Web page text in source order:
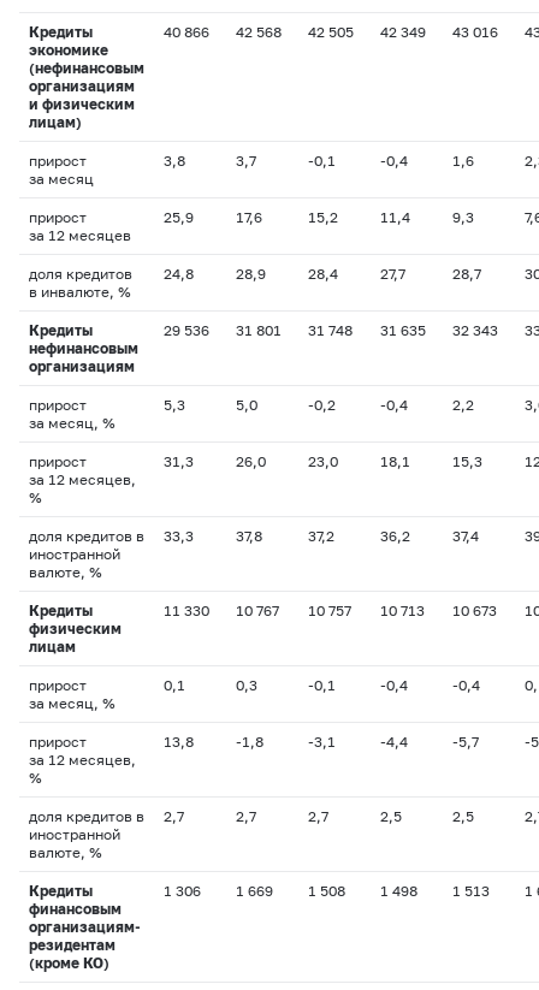
Кредиты
экономике
(нефинансовым
организациям
и физическим
лицам)
40 866 42 568 42 505 42 349 43 016
прирост
за месяц
3,8 3,7 -0,1 -0,4 1,6
прирост
за 12 месяцев
25,9 17,6 15,2 11,4 9,3
доля кредитов
в инвалюте, %
24,8 28,9 28,4 27,7 28,7
Кредиты
нефинансовым
организациям
29 536 31 801 31 748 31 635 32 343
прирост
за месяц, %
5,3 5,0 -0,2 -0,4 2,2
прирост
за 12 месяцев,
%
31,3 26,0 23,0 18,1 15,3
доля кредитов в
иностранной
валюте, %
33,3 37,8 37,2 36,2 37,4
Кредиты
физическим
лицам
11 330 10 767 10 757 10 713 10 673
прирост
за месяц, %
0,1 0,3 -0,1 -0,4 -0,4
прирост
за 12 месяцев,
%
13,8 -1,8 -3,1 -4,4 -5,7 -
доля кредитов в
иностранной
валюте, %
2,7 2,7 2,7 2,5 2,5
Кредиты
финансовым
организациям-
резидентам
(кроме КО)
1 306 1 669 1 508 1 498 1 513 1